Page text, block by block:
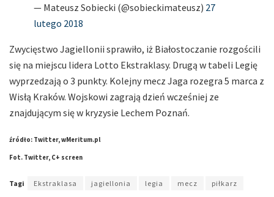
— Mateusz Sobiecki (@sobieckimateusz) 27
lutego 2018
Zwycięstwo Jagiellonii sprawiło, iż Białostoczanie rozgościli
się na miejscu lidera Lotto Ekstraklasy. Drugą w tabeli Legię
wyprzedzają o 3 punkty. Kolejny mecz Jaga rozegra 5 marca z
Wisłą Kraków. Wojskowi zagrają dzień wcześniej ze
znajdującym się w kryzysie Lechem Poznań.
źródło: Twitter, wMeritum.pl
Fot. Twitter, C+ screen
Tagi Ekstraklasa jagiellonia legia mecz piłkarz